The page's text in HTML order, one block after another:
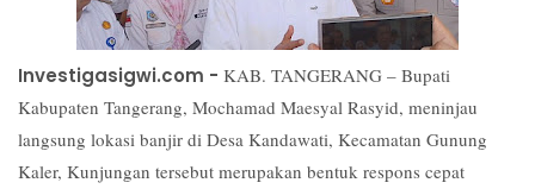
Investigasigwi.com - KAB. TANGERANG – Bupati
Kabupaten Tangerang, Mochamad Maesyal Rasyid, meninjau
langsung lokasi banjir di Desa Kandawati, Kecamatan Gunung
Kaler, Kunjungan tersebut merupakan bentuk respons cepat